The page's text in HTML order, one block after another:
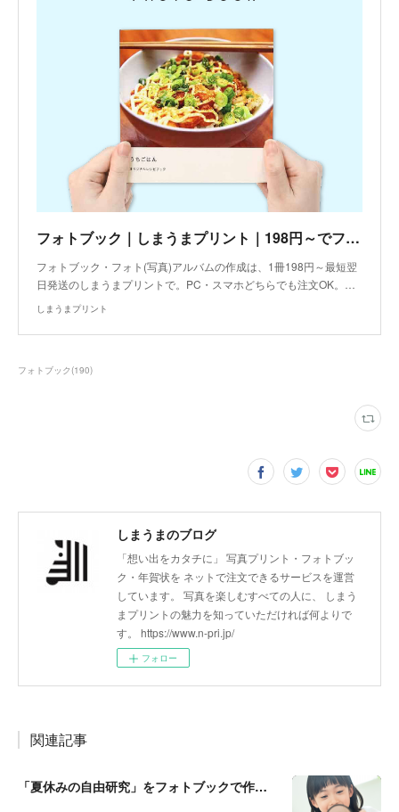
フォトブック｜しまうまプリント｜198円～でフォト(写真)アルバムを作成
フォトブック・フォト(写真)アルバムの作成は、1冊198円～最短翌
日発送のしまうまプリントで。PC・スマホどちらでも注文OK。…
しまうまプリント
フォトブック (190)
しまうまのブログ
「想い出をカタチに」 写真プリント・フォトブッ
ク・年賀状を ネットで注文できるサービスを運営
しています。 写真を楽しむすべての人に、 しまう
まプリントの魅力を知っていただければ何よりで
す。 https://www.n-pri.jp/
フォロー
関連記事
「夏休みの自由研究」をフォトブックで作ろう🔎